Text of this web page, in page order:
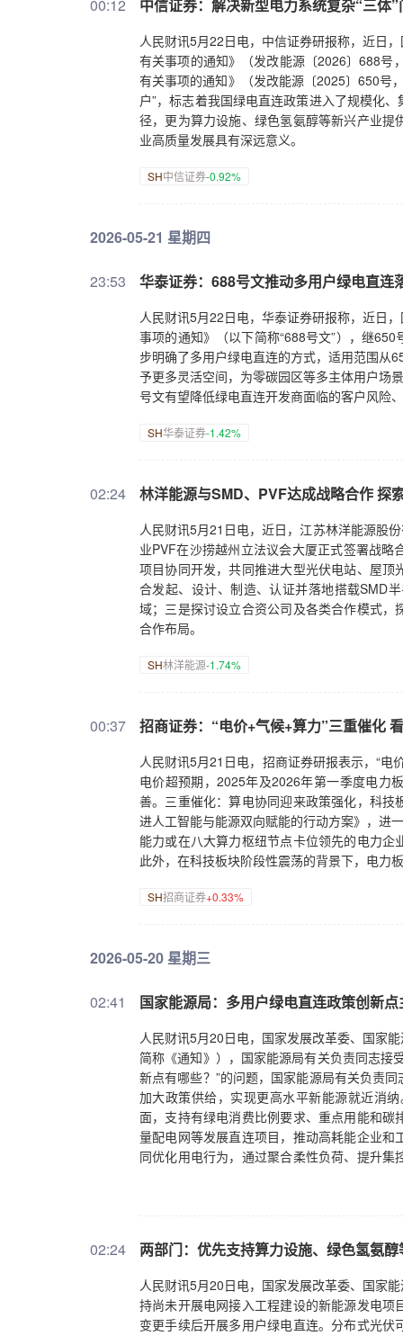
00:12 中信证券：解决新型电力系统复杂“三体
人民财讯5月22日电，中信证券研报称，近日
有关事项的通知》（发改能源〔2026〕688号
有关事项的通知》（发改能源〔2025〕650号
户”，标志着我国绿电直连政策进入了规模化
径，更为算力设施、绿色氢氨醇等新兴产业
业高质量发展具有深远意义。
SH中信证券-0.92%
2026-05-21 星期四
23:53 华泰证券：688号文推动多用户绿电直连
人民财讯5月22日电，华泰证券研报称，近日
事项的通知》（以下简称“688号文”），继
步明确了多用户绿电直连的方式，适用范围从
予更多灵活空间，为零碳园区等多主体用户场
号文有望降低绿电直连开发商面临的客户风险
SH华泰证券-1.42%
02:24 林洋能源与SMD、PVF达成战略合作 探
人民财讯5月21日电，近日，江苏林洋能源股
业PVF在沙捞越州立法议会大厦正式签署战
项目协同开发，共同推进大型光伏电站、屋
合发起、设计、制造、认证并落地搭载SMD
域；三是探讨设立合资公司及各类合作模式
合作布局。
SH林洋能源-1.74%
00:37 招商证券：“电价+气候+算力”三重催化
人民财讯5月21日电，招商证券研报表示，“电
电价超预期，2025年及2026年第一季度电力
善。三重催化：算电协同迎来政策强化，科
进人工智能与能源双向赋能的行动方案》，进
能力或在八大算力枢纽节点卡位领先的电力
此外，在科技板块阶段性震荡的背景下，电力
SH招商证券+0.33%
2026-05-20 星期三
02:41 国家能源局：多用户绿电直连政策创新
人民财讯5月20日电，国家发展改革委、国家
简称《通知》），国家能源局有关负责同志接
新点有哪些？”的问题，国家能源局有关负责
加大政策供给，实现更高水平新能源就近消
面，支持有绿电消费比例要求、重点用能和
量配电网等发展直连项目，推动高耗能企业
同优化用电行为，通过聚合柔性负荷、提升
各主体的分时表计结果建立了小时级绿电溯
计算和国际绿电溯源等要求做好衔接。
02:24 两部门：优先支持算力设施、绿色氢氨
人民财讯5月20日电，国家发展改革委、国家
持尚未开展电网接入工程建设的新能源发电
变更手续后开展多用户绿电直连。分布式光